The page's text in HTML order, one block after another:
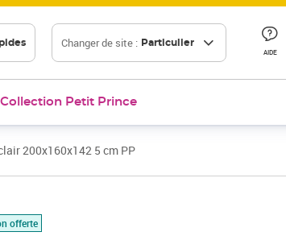
Changer de site : Particulier
AIDE
Collection Petit Prince
200x160x142 5 cm PP
offerte